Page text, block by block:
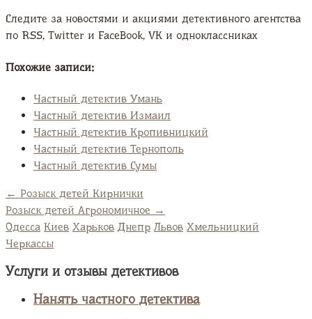
Следите за новостями и акциями детективного агентства
по RSS, Twitter и FaсeBook, VK и одноклассниках
Похожие записи:
Частный детектив Умань
Частный детектив Измаил
Частный детектив Кропивницкий
Частный детектив Тернополь
Частный детектив Сумы
← Розыск детей Кирнички
Розыск детей Агрономичное →
Одесса Киев Харьков Днепр Львов Хмельницкий
Черкассы
Услуги и отзывы детективов
Нанять частного детектива